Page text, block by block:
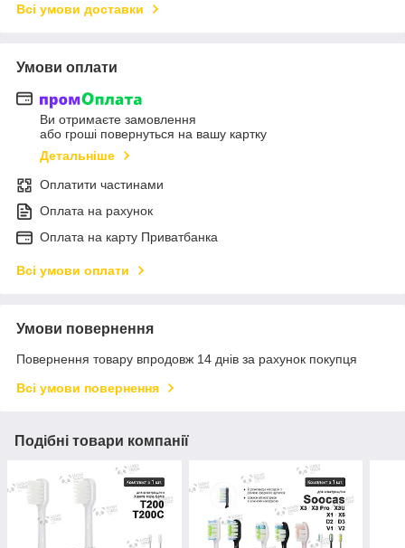
Всі умови доставки
Умови оплати
Ви отримаєте замовлення
або гроші повернуться на вашу картку
Детальніше
Оплатити частинами
Оплата на рахунок
Оплата на карту Приватбанка
Всі умови оплати
Умови повернення
Повернення товару впродовж 14 днів за рахунок покупця
Всі умови повернення
Подібні товари компанії